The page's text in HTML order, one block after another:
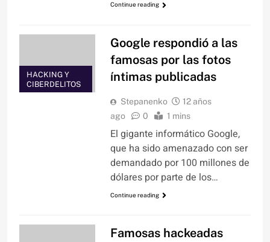
Continue reading
HACKING Y
CIBERDELITOS
Google respondió a las
famosas por las fotos
íntimas publicadas
Stepanenko
12 años
ago
0 1 mins
El gigante informático Google,
que ha sido amenazado con ser
demandado por 100 millones de
dólares por parte de los…
Continue reading
Famosas hackeadas